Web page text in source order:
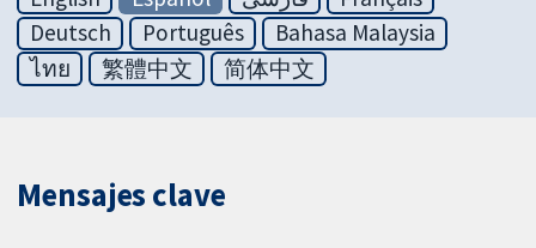
Deutsch
Português
Bahasa Malaysia
ไทย
繁體中文 简体中文
Mensajes clave